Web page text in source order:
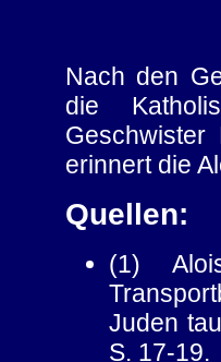
Nach den
die
erinnert die
Quellen:
(1)
Juden
S. 17-19.